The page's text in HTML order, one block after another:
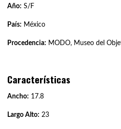
Año: S/F
País: México
Procedencia: MODO, Museo del
Características
Ancho: 17.8
Largo Alto: 23